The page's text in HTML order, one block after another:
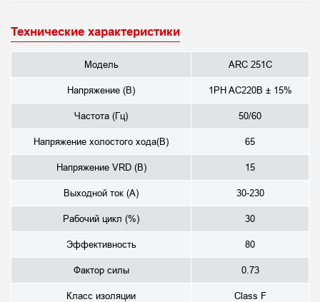
Технические характеристики
Модель ARC 251C
Напряжение (В) 1PH AC220В ± 15%
Частота (Гц) 50/60
Напряжение холостого хода(В) 65
Напряжение VRD (В) 15
Выходной ток (А) 30-230
Рабочий цикл (%) 30
Эффективность 80
Фактор силы 0.73
Класс изоляции Class F